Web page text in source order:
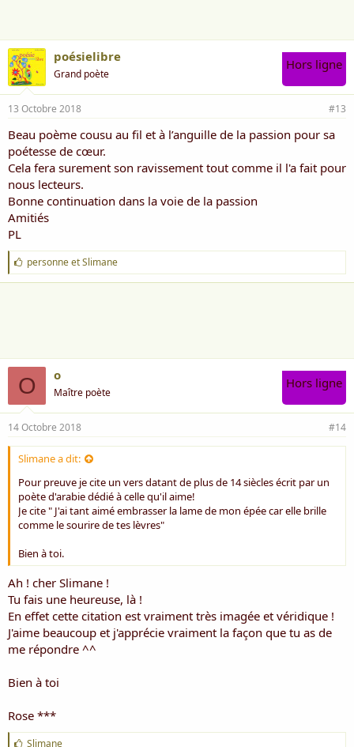
poésielibre
Grand poète
Hors ligne
13 Octobre 2018 #13
Beau poème cousu au fil et à l’anguille de la passion pour sa
poétesse de cœur.
Cela fera surement son ravissement tout comme il l'a fait pour
nous lecteurs.
Bonne continuation dans la voie de la passion
Amitiés
PL
J
'
a
personneetSlimane
O o
Maître poète
Hors ligne
14 Octobre 2018 #14
Slimane a dit:
Pour preuve je cite un vers datant de plus de 14 siècles écrit par un
poète d'arabie dédié à celle qu'il aime!
Je cite " J'ai tant aimé embrasser la lame de mon épée car elle brille
comme le sourire de tes lèvres"
Bien à toi.
Ah ! cher Slimane !
Tu fais une heureuse, là !
En effet cette citation est vraiment très imagée et véridique !
J'aime beaucoup et j'apprécie vraiment la façon que tu as de
me répondre ^^
Bien à toi
Rose ***
JSlimane